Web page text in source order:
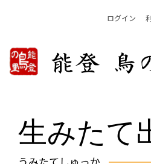
shopping_basket
ログイン
生みたて